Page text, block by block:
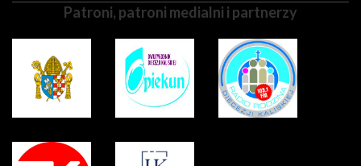
Patroni, patroni medialni i partnerzy